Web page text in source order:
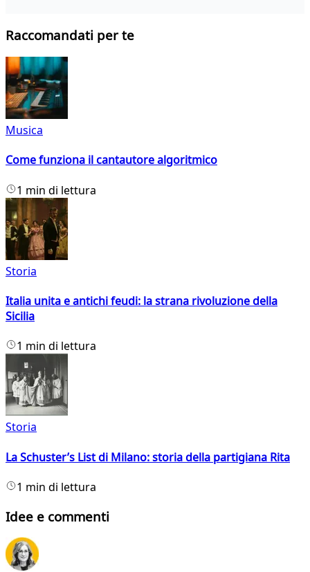
Raccomandati per te
Musica
Come funziona il cantautore algoritmico
1 min di lettura
Storia
Italia unita e antichi feudi: la strana rivoluzione della
Sicilia
1 min di lettura
Storia
La Schuster’s List di Milano: storia della partigiana Rita
1 min di lettura
Idee e commenti